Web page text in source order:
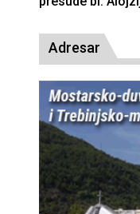
Adresar